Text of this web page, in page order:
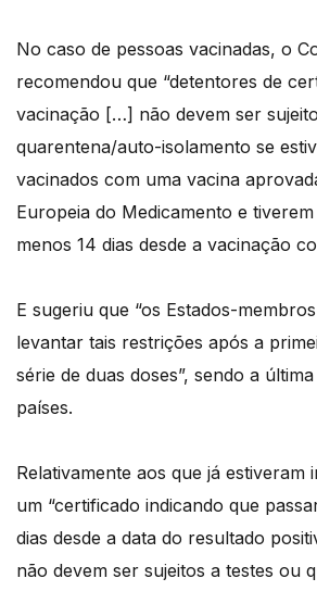
No caso de pessoas vacinadas, o
recomendou que “detentores de
vacinação […] não devem ser
quarentena/auto-isolamento se
vacinados com uma vacina
Europeia do Medicamento e
menos 14 dias desde a vacinação
E sugeriu que “os Estados-
levantar tais restrições após a
série de duas doses”, sendo a
países.
Relativamente aos que já estiveram
um “certificado indicando que
dias desde a data do resultado
não devem ser sujeitos a testes ou